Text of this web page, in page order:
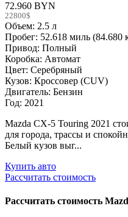
72.960 BYN
22800$
Объем: 2.5 л
Пробег: 52.618 миль (84.680
Привод: Полный
Коробка: Автомат
Цвет: Серебряный
Кузов: Кроссовер (CUV)
Двигатель: Бензин
Год: 2021
Mazda CX-5 Touring 2021
для города, трассы и
Белый кузов выг...
Купить авто
Рассчитать стоимость
Рассчитать стоимость